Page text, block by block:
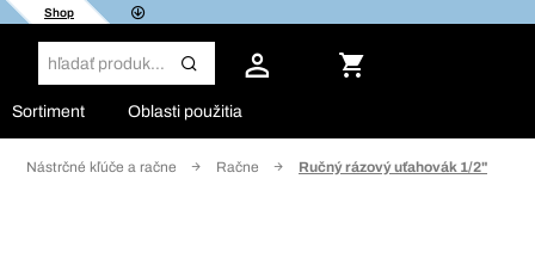
Shop
Sortiment Oblasti použitia
Nástrčné kľúče a račne Račne Ručný rázový uťahovák 1/2"